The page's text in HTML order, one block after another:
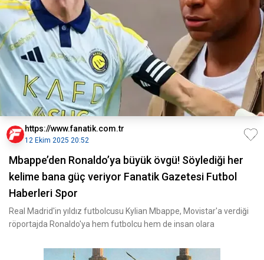
https://www.fanatik.com.tr
12 Ekim 2025 20:52
Mbappe’den Ronaldo’ya büyük övgü! Söylediği her
kelime bana güç veriyor Fanatik Gazetesi Futbol
Haberleri Spor
Real Madrid'in yıldız futbolcusu Kylian Mbappe, Movistar'a verdiği
röportajda Ronaldo'ya hem futbolcu hem de insan olara